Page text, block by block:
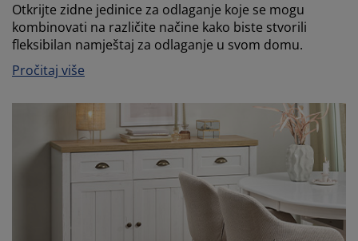
Otkrijte zidne jedinice za odlaganje koje se mogu
kombinovati na različite načine kako biste stvorili
fleksibilan namještaj za odlaganje u svom domu.
Pročitaj više